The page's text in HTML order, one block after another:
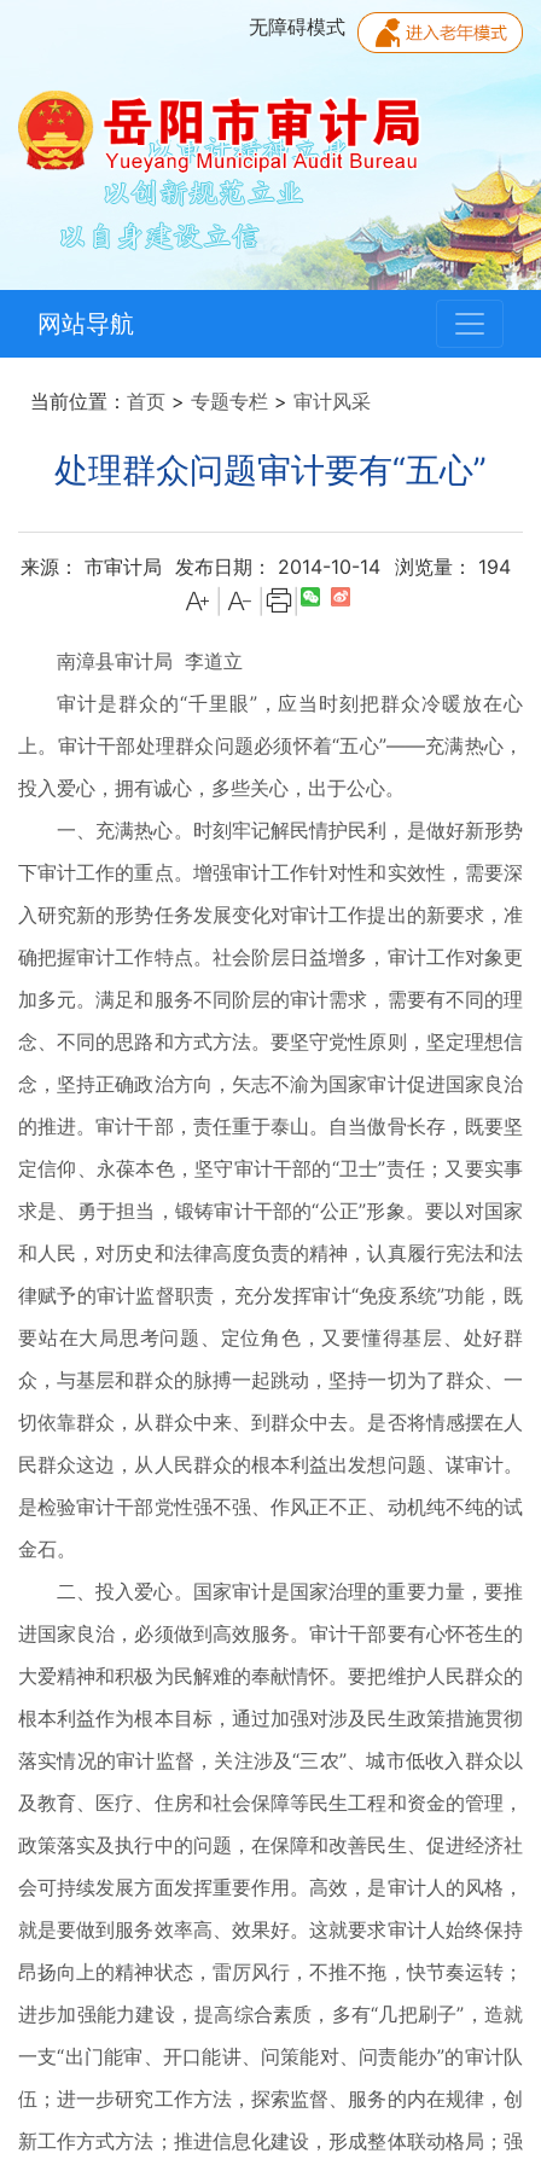
无障碍模式
网站导航
当前位置： 首页 > 专题专栏 > 审计风采
处理群众问题审计要有“五心”
来源： 市审计局 发布日期： 2014-10-14 浏览量： 194
|
南漳县审计局 李道立
审计是群众的“千里眼”，应当时刻把群众冷暖放在心
上。审计干部处理群众问题必须怀着“五心”——充满热心，
投入爱心，拥有诚心，多些关心，出于公心。
一、充满热心。时刻牢记解民情护民利，是做好新形势
下审计工作的重点。增强审计工作针对性和实效性，需要深
入研究新的形势任务发展变化对审计工作提出的新要求，准
确把握审计工作特点。社会阶层日益增多，审计工作对象更
加多元。满足和服务不同阶层的审计需求，需要有不同的理
念、不同的思路和方式方法。要坚守党性原则，坚定理想信
念，坚持正确政治方向，矢志不渝为国家审计促进国家良治
的推进。审计干部，责任重于泰山。自当傲骨长存，既要坚
定信仰、永葆本色，坚守审计干部的“卫士”责任；又要实事
求是、勇于担当，锻铸审计干部的“公正”形象。要以对国家
和人民，对历史和法律高度负责的精神，认真履行宪法和法
律赋予的审计监督职责，充分发挥审计“免疫系统”功能，既
要站在大局思考问题、定位角色，又要懂得基层、处好群
众，与基层和群众的脉搏一起跳动，坚持一切为了群众、一
切依靠群众，从群众中来、到群众中去。是否将情感摆在人
民群众这边，从人民群众的根本利益出发想问题、谋审计。
是检验审计干部党性强不强、作风正不正、动机纯不纯的试
金石。
二、投入爱心。国家审计是国家治理的重要力量，要推
进国家良治，必须做到高效服务。审计干部要有心怀苍生的
大爱精神和积极为民解难的奉献情怀。要把维护人民群众的
根本利益作为根本目标，通过加强对涉及民生政策措施贯彻
落实情况的审计监督，关注涉及“三农”、城市低收入群众以
及教育、医疗、住房和社会保障等民生工程和资金的管理，
政策落实及执行中的问题，在保障和改善民生、促进经济社
会可持续发展方面发挥重要作用。高效，是审计人的风格，
就是要做到服务效率高、效果好。这就要求审计人始终保持
昂扬向上的精神状态，雷厉风行，不推不拖，快节奏运转；
进步加强能力建设，提高综合素质，多有“几把刷子”，造就
一支“出门能审、开口能讲、问策能对、问责能办”的审计队
伍；进一步研究工作方法，探索监督、服务的内在规律，创
新工作方式方法；推进信息化建设，形成整体联动格局；强